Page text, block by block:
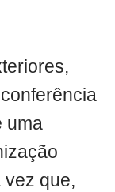
uma
vez que,